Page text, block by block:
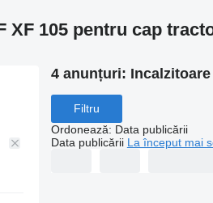
XF 105 pentru cap
4 anunțuri:
Filtru
Ordonează: Data publicării
Data publicării La început mai